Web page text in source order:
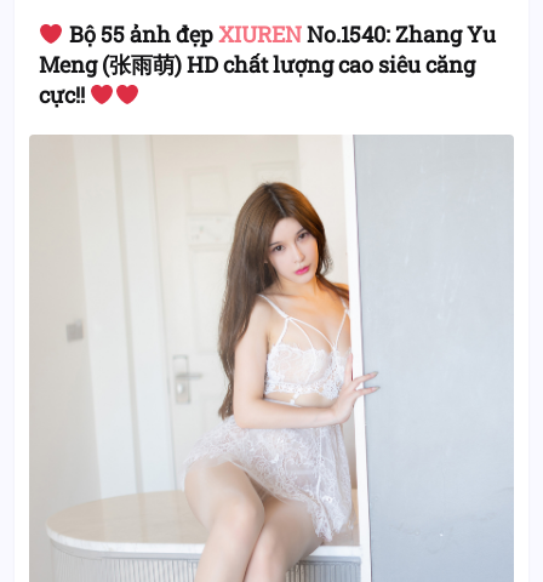
Bộ 55 ảnh đẹpXIURENNo.1540: Zhang Yu
Meng (张雨萌) HD chất lượng cao siêu căng
cực!!